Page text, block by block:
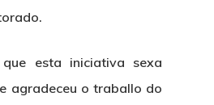
esta iniciativa sexa
agradeceu o traballo do